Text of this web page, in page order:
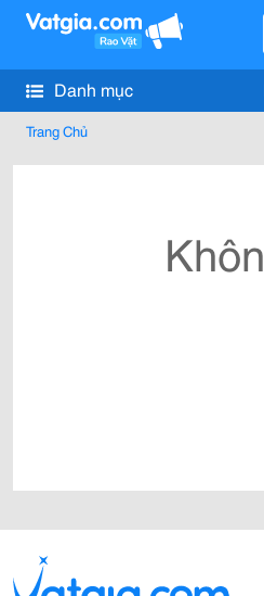
Danh mục
Trang Chủ